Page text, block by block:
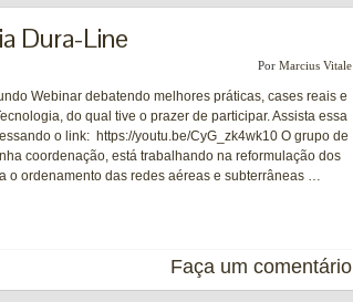
Dura-Line
Por Marcius Vitale
Webinar debatendo melhores práticas, cases reais e
do qual tive o prazer de participar. Assista essa
o link: https://youtu.be/CyG_zk4wk10 O grupo de
coordenação, está trabalhando na reformulação dos
o ordenamento das redes aéreas e subterrâneas …
Faça um comentário